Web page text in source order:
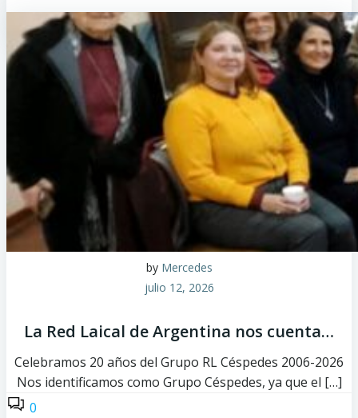
by Mercedes
julio 12, 2026
La Red Laical de Argentina nos cuenta…
Celebramos 20 años del Grupo RL Céspedes 2006-2026
Nos identificamos como Grupo Céspedes, ya que el […]
0